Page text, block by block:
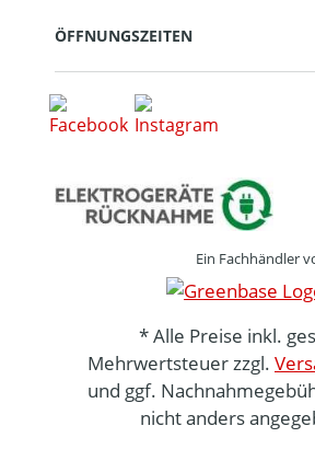
ÖFFNUNGSZEITEN
Ein Fachhändler
* Alle Preise inkl.
Mehrwertsteuer zzgl.
und ggf.
nicht anders